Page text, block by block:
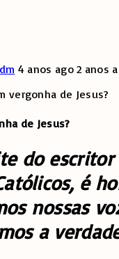
4 anos ago2 anos
de Jesus?
do escritor
é
nossas
a